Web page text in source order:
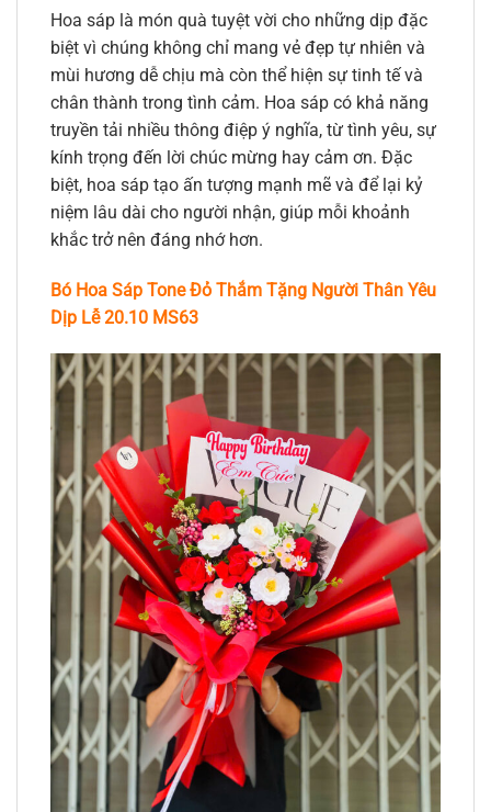
Hoa sáp là món quà tuyệt vời cho những dịp đặc
biệt vì chúng không chỉ mang vẻ đẹp tự nhiên và
mùi hương dễ chịu mà còn thể hiện sự tinh tế và
chân thành trong tình cảm. Hoa sáp có khả năng
truyền tải nhiều thông điệp ý nghĩa, từ tình yêu, sự
kính trọng đến lời chúc mừng hay cảm ơn. Đặc
biệt, hoa sáp tạo ấn tượng mạnh mẽ và để lại kỷ
niệm lâu dài cho người nhận, giúp mỗi khoảnh
khắc trở nên đáng nhớ hơn.
Bó Hoa Sáp Tone Đỏ Thắm Tặng Người Thân Yêu
Dịp Lễ 20.10 MS63